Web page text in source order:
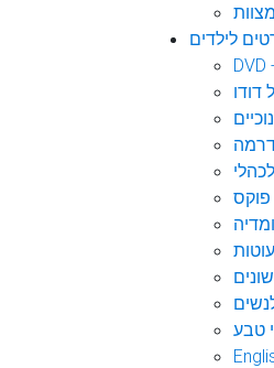
לילדים
DVD
דודו
טבע